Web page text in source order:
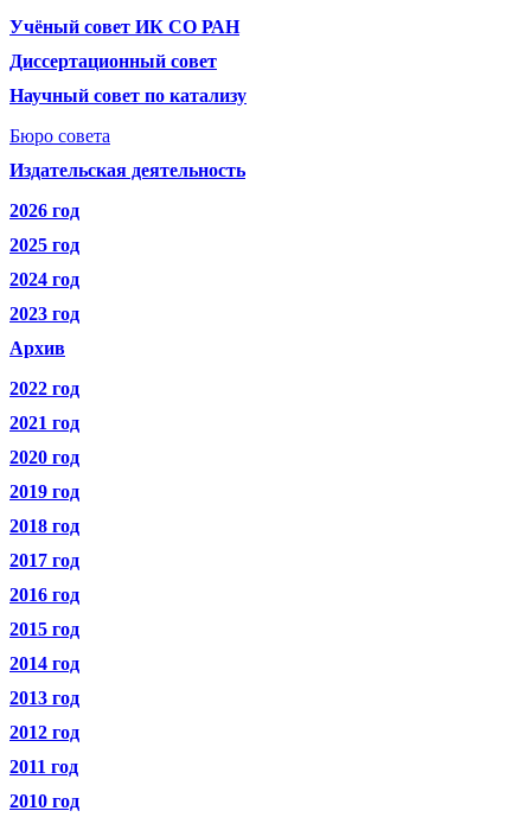
Учёный совет ИК СО РАН
Диссертационный совет
Научный совет по катализу
Бюро совета
Издательская деятельность
2026 год
2025 год
2024 год
2023 год
Архив
2022 год
2021 год
2020 год
2019 год
2018 год
2017 год
2016 год
2015 год
2014 год
2013 год
2012 год
2011 год
2010 год